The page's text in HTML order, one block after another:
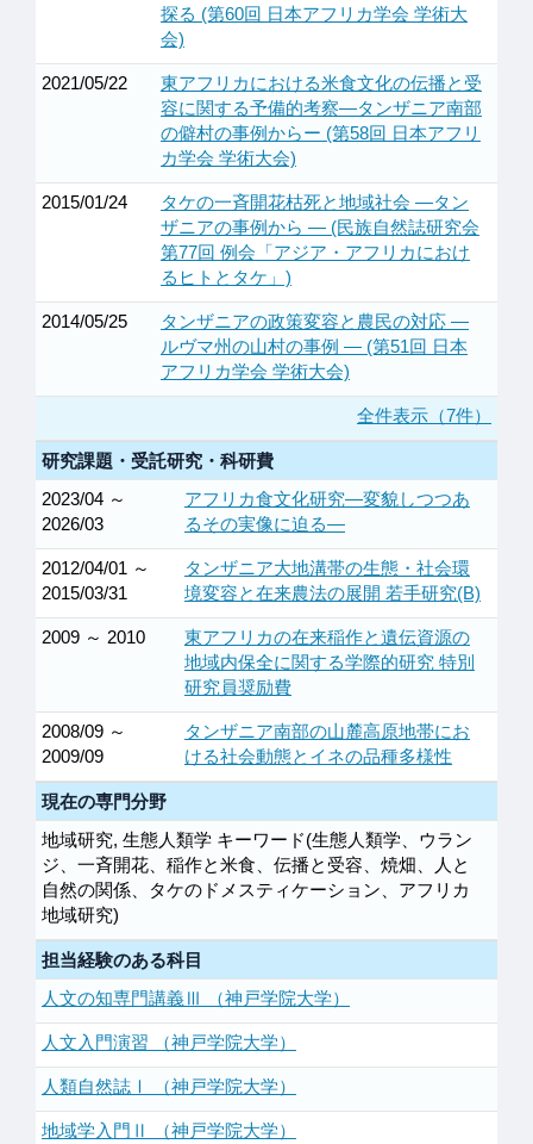
探る (第60回 日本アフリカ学会 学術大
会)
2021/05/22
東アフリカにおける米食文化の伝播と受
容に関する予備的考察―タンザニア南部
の僻村の事例からー (第58回 日本アフリ
カ学会 学術大会)
2015/01/24
タケの一斉開花枯死と地域社会 ―タン
ザニアの事例から ― (民族自然誌研究会
第77回 例会「アジア・アフリカにおけ
るヒトとタケ」)
2014/05/25
タンザニアの政策変容と農民の対応 ―
ルヴマ州の山村の事例 ― (第51回 日本
アフリカ学会 学術大会)
全件表示（7件）
研究課題・受託研究・科研費
2023/04 ～
2026/03
アフリカ食文化研究―変貌しつつあ
るその実像に迫る―
2012/04/01 ～
2015/03/31
タンザニア大地溝帯の生態・社会環
境変容と在来農法の展開 若手研究(B)
2009 ～ 2010
東アフリカの在来稲作と遺伝資源の
地域内保全に関する学際的研究 特別
研究員奨励費
2008/09 ～
2009/09
タンザニア南部の山麓高原地帯にお
ける社会動態とイネの品種多様性
現在の専門分野
地域研究, 生態人類学 キーワード(生態人類学、ウラン
ジ、一斉開花、稲作と米食、伝播と受容、焼畑、人と
自然の関係、タケのドメスティケーション、アフリカ
地域研究)
担当経験のある科目
人文の知専門講義Ⅲ （神戸学院大学）
人文入門演習 （神戸学院大学）
人類自然誌Ⅰ （神戸学院大学）
地域学入門Ⅱ （神戸学院大学）